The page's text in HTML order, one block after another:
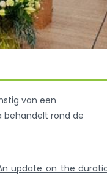
van een
behandelt rond de
update on the